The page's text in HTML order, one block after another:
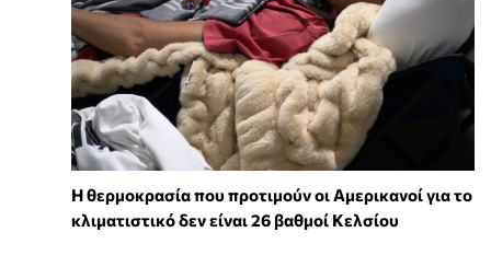
Η θερμοκρασία που προτιμούν οι Αμερικανοί για το
κλιματιστικό δεν είναι 26 βαθμοί Κελσίου